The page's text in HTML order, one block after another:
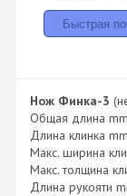
Нож Финка-3
Общая длина
Длина клинка
Макс. ширина
Макс. толщина
Длина рукояти